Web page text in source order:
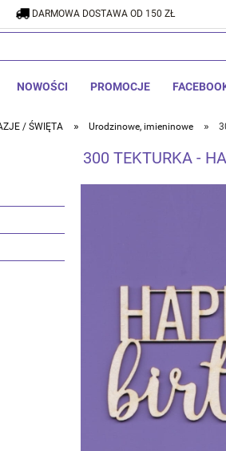
DARMOWA DOSTAWA OD 150
NOWOŚCI PROMOCJE
/ ŚWIĘTA » Urodzinowe, imieninowe »
DARMOWA DOSTAWA OD 150 ZŁ
300 TEKTURKA -